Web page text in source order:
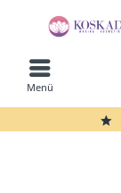
Menü